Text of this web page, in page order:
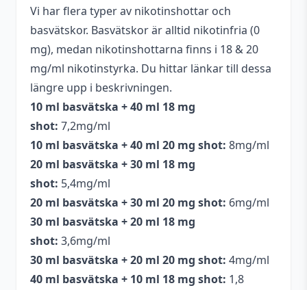
Vi har flera typer av nikotinshottar och
basvätskor. Basvätskor är alltid nikotinfria (0
mg), medan nikotinshottarna finns i 18 & 20
mg/ml nikotinstyrka. Du hittar länkar till dessa
längre upp i beskrivningen.
10 ml basvätska + 40 ml 18 mg
shot: 7,2mg/ml
10 ml basvätska + 40 ml 20 mg shot: 8mg/ml
20 ml basvätska + 30 ml 18 mg
shot: 5,4mg/ml
20 ml basvätska + 30 ml 20 mg shot: 6mg/ml
30 ml basvätska + 20 ml 18 mg
shot: 3,6mg/ml
30 ml basvätska + 20 ml 20 mg shot: 4mg/ml
40 ml basvätska + 10 ml 18 mg shot: 1,8
Smakprofil
Mentol
Utrymme för
nikotinshots
50 ml (5 st)